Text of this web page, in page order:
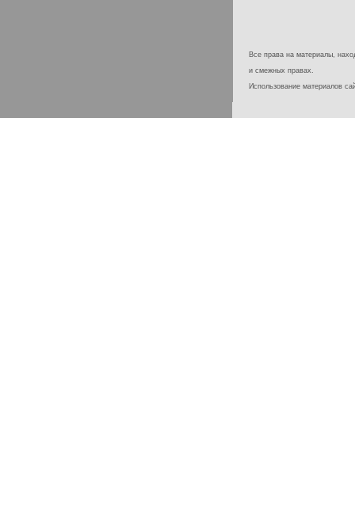
Все права на материалы,
и смежных правах.
Использование материалов